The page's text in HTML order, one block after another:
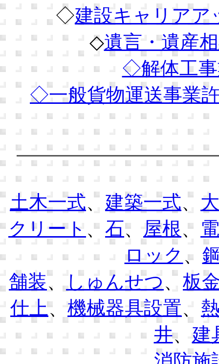
◇建設キャリアア
◇遺言・遺産
◇解体工事
◇一般貨物運送事業
土木一式、 建築一式、
クリート 、 石、 屋根、
ロック 、
舗装、 しゅんせつ、 板
仕上、 機械器具設置、
井、 建